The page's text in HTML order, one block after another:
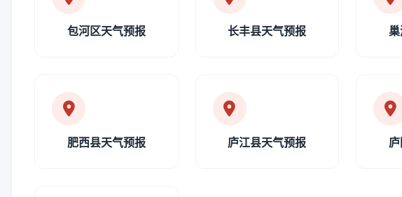
包河区天气预报 长丰县天气预报
肥西县天气预报 庐江县天气预报